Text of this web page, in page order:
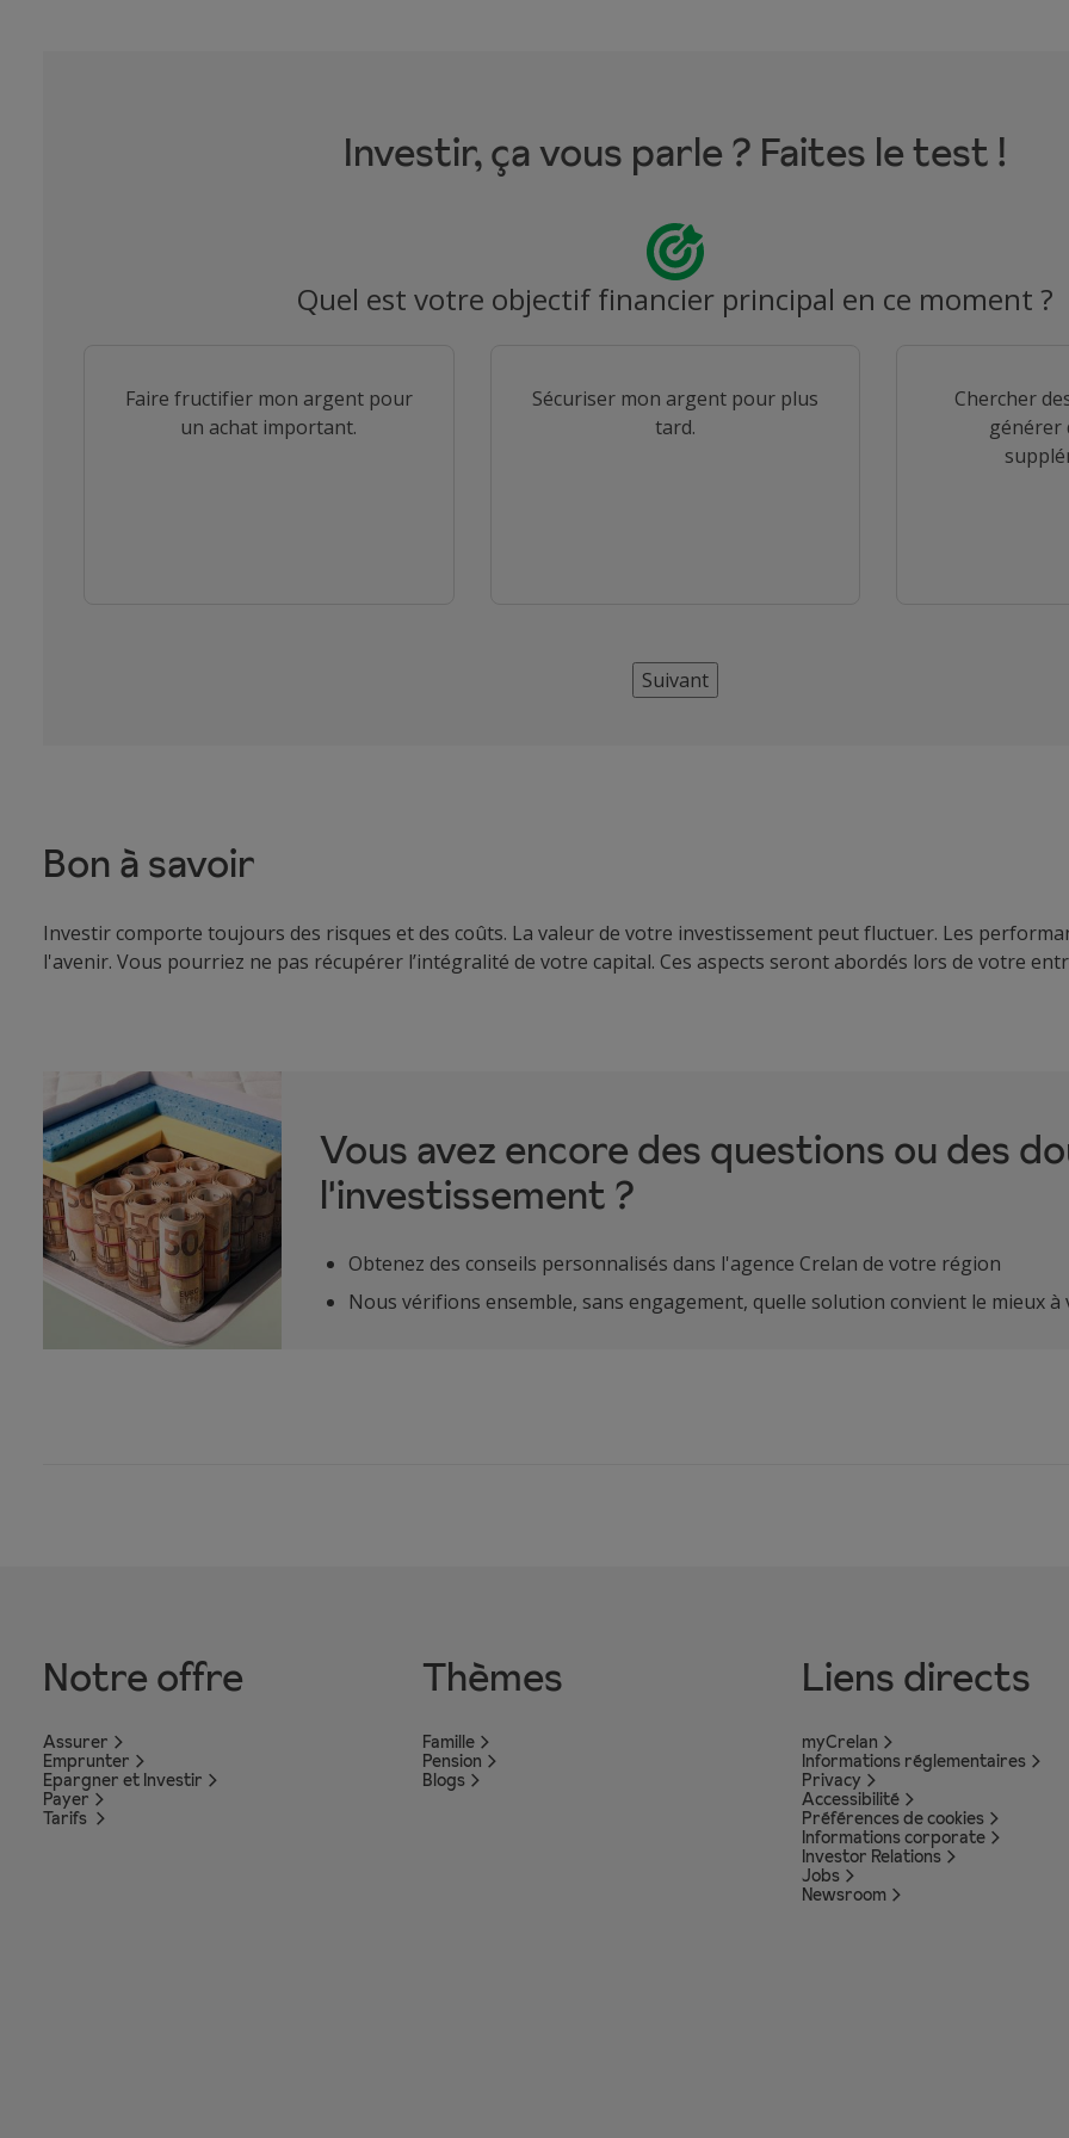
Investir, ça vous parle ? Faites le test !
Quel est votre objectif financier principal en ce moment ?
Faire fructifier mon argent pour
un achat important.
Sécuriser mon argent pour plus
tard.
Chercher
générer
Suivant
Bon à savoir
Investir comporte toujours des risques et des coûts. La valeur de votre investissement peut fluctuer. Les
l'avenir. Vous pourriez ne pas récupérer l’intégralité de votre capital. Ces aspects seront abordés lors de votre
Vous avez encore des questions ou des
l'investissement ?
Obtenez des conseils personnalisés dans l'agence Crelan de votre région
Nous vérifions ensemble, sans engagement, quelle solution convient le mieux
Notre offre
Assurer
Emprunter
Epargner et Investir
Payer
Tarifs
Thèmes
Famille
Pension
Blogs
Liens directs
myCrelan
Informations réglementaires
Privacy
Accessibilité
Préférences de cookies
Informations corporate
Investor Relations
Jobs
Newsroom